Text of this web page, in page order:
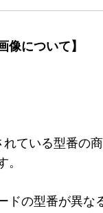
像について】
ている型番の
。
ドの型番が異な